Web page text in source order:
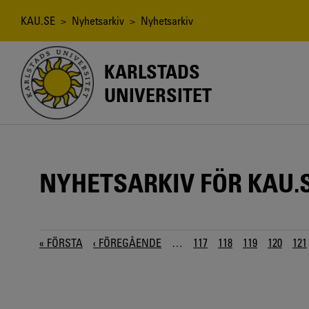
Länkstig
KAU.SE > Nyhetsarkiv > Nyhetsarkiv
KARLSTADS
UNIVERSITET
NYHETSARKIV FÖR
PAGINERING
FÖRSTA SIDAN
« FÖRSTA FÖREGÅENDE SIDA
‹ FÖREGÅENDE … PAGE
117 PAGE
118 PAGE
119 PAGE
120 121